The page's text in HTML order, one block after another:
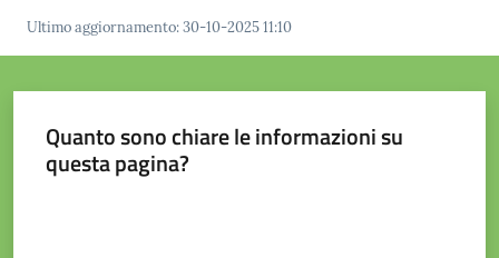
Ultimo aggiornamento:30-10-2025 11:10
Quanto sono chiare le informazioni su
questa pagina?